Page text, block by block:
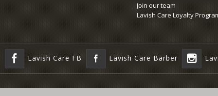
Join our team
Lavish Care Loyalty
Lavish Care FB Lavish Care Barber